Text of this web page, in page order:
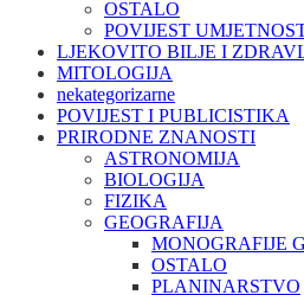
OSTALO
POVIJEST
LJEKOVITO BILJE I
MITOLOGIJA
nekategorizarne
POVIJEST I PUBLICISTIKA
PRIRODNE ZNANOSTI
ASTRONOMIJA
BIOLOGIJA
FIZIKA
GEOGRAFIJA
MONOGRAFIJE
OSTALO
PLANINARSTVO